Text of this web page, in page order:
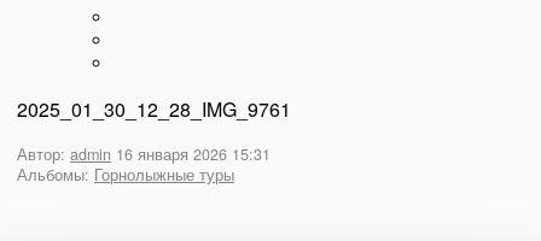
2025_01_30_12_28_IMG_9761
Автор: admin 16 января 2026 15:31
Альбомы: Горнолыжные туры